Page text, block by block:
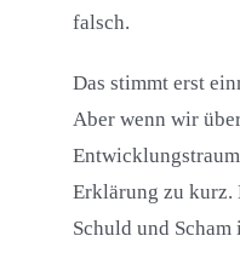
falsch.
Das stimmt erst
Aber wenn wir
Erklärung zu kurz.
Schuld und